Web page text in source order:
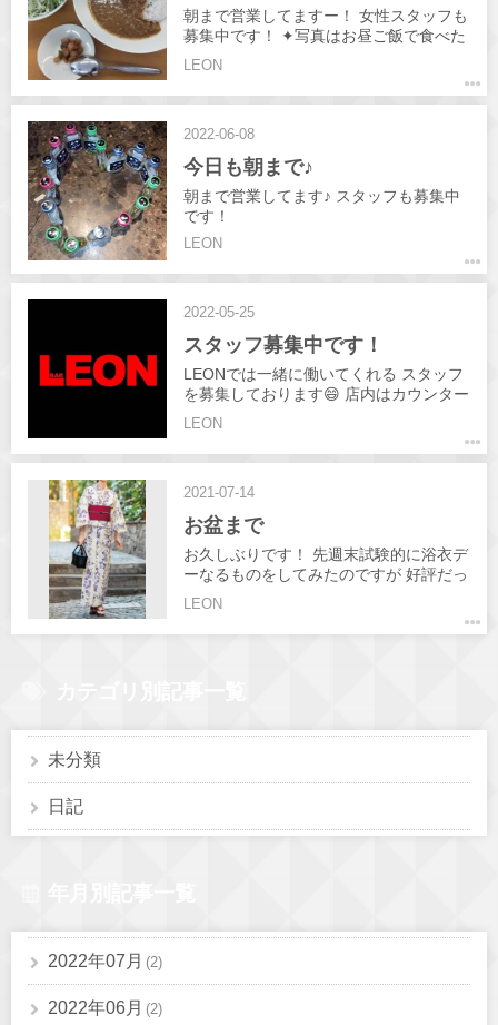
場 #スタッフ募集中 #朝までやってます
#シャンパン #学生歓迎 #掛け持ちok #高
松ナイトワーク
朝まで営業してますー！ 女性スタッフも
募集中です！ ✦写真はお昼ご飯で食べた
スパイスカレーです😀
LEON
2022-06-08
今日も朝まで♪
朝まで営業してます♪ スタッフも募集中
です！
LEON
2022-05-25
スタッフ募集中です！
LEONでは一緒に働いてくれる スタッフ
を募集しております😄 店内はカウンター
のみの 対面接客です♪ お酒は飲めなくて
もOK❗ 週1日程度でもOK❗ 短時間の勤務
でもOKです♪ 詳しくは 求人ページ から
タDMなどでのお問い合わせも OKです♪
#高松#飲み屋 #ガールズバー #キャバ #
時短明け #girlsbar #BAR #レオン#LEON
#スタッフ募集 #高松求人 #古馬場町求人
#古馬場 #スタッフ募集中 #朝までやって
ます #シャンパン #学生歓迎 #掛け持ち
ok #高松ナイトワーク
LEON
2021-07-14
お盆まで
お久しぶりです！ 先週末試験的に浴衣デ
ーなるものをしてみたのですが 好評だっ
たので週末限定でお盆明けまで 浴衣デー
なるものをしてみたいと思います！ 普段
とは違う女の子達をぜひこの機会に 会い
LEON
未分類
日記
2022年07月 (2)
2022年06月 (2)